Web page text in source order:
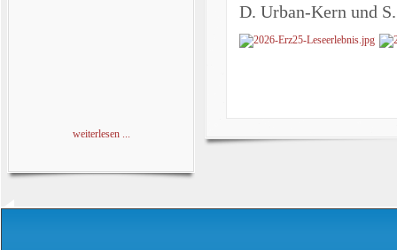
weiterlesen ...
D. Urban-Kern und